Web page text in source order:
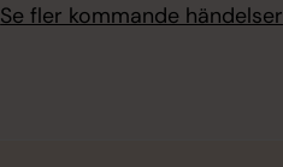
Se fler kommande händelser